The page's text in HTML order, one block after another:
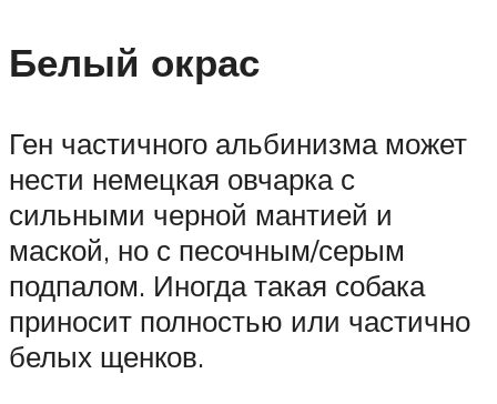
Белый окрас
Ген частичного альбинизма может
нести немецкая овчарка с
сильными черной мантией и
маской, но с песочным/серым
подпалом. Иногда такая собака
приносит полностью или частично
белых щенков.